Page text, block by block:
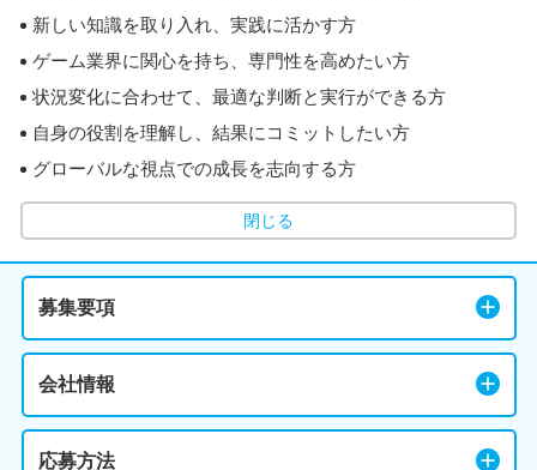
新しい知識を取り入れ、実践に活かす方
ゲーム業界に関心を持ち、専門性を高めたい方
状況変化に合わせて、最適な判断と実行ができる方
自身の役割を理解し、結果にコミットしたい方
グローバルな視点での成長を志向する方
閉じる
募集要項
会社情報
応募方法